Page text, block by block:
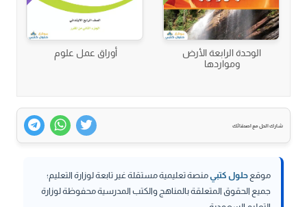
الوحدة الرابعة الأرض
ومواردها
أوراق عمل علوم
شارك الحل مع اصدقائك
موقع حلول كتبيمنصة تعليمية مستقلة غير تابعة لوزارة التعليم؛
جميع الحقوق المتعلقة بالمناهج والكتب المدرسية محفوظة لوزارة